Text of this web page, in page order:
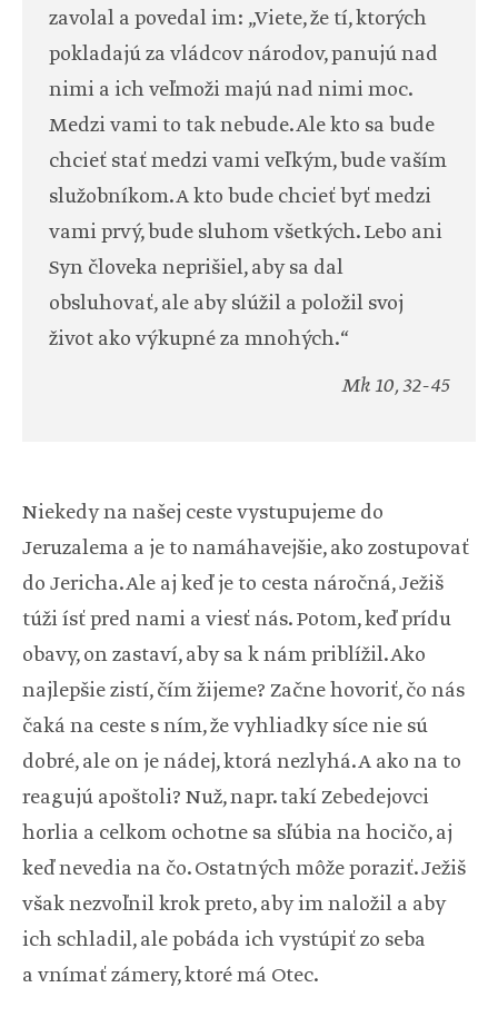
zavolal a povedal im: „Viete, že tí, ktorých
pokladajú za vládcov národov, panujú nad
nimi a ich veľmoži majú nad nimi moc.
Medzi vami to tak nebude. Ale kto sa bude
chcieť stať medzi vami veľkým, bude vaším
služobníkom. A kto bude chcieť byť medzi
vami prvý, bude sluhom všetkých. Lebo ani
Syn človeka neprišiel, aby sa dal
obsluhovať, ale aby slúžil a položil svoj
život ako výkupné za mnohých.“
Mk 10, 32-45
Niekedy na našej ceste vystupujeme do
Jeruzalema a je to namáhavejšie, ako zostupovať
do Jericha. Ale aj keď je to cesta náročná, Ježiš
túži ísť pred nami a viesť nás. Potom, keď prídu
obavy, on zastaví, aby sa k nám priblížil. Ako
najlepšie zistí, čím žijeme? Začne hovoriť, čo nás
čaká na ceste s ním, že vyhliadky síce nie sú
dobré, ale on je nádej, ktorá nezlyhá. A ako na to
reagujú apoštoli? Nuž, napr. takí Zebedejovci
horlia a celkom ochotne sa sľúbia na hocičo, aj
keď nevedia na čo. Ostatných môže poraziť. Ježiš
však nezvoľnil krok preto, aby im naložil a aby
ich schladil, ale pobáda ich vystúpiť zo seba
a vnímať zámery, ktoré má Otec.